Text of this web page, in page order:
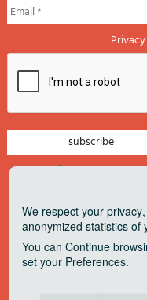
newsletter travels
newsletter military
We respect your privacy
anonymized statistics of
You can Continue
set your Preferences.